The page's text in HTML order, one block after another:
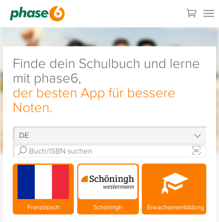
Finde dein Schulbuch und lerne
mit phase6,
der besten App für bessere
Noten.
Französisch Schöningh Erwachsenenbildung